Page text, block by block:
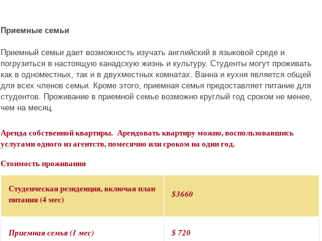
Приемные семьи
Приемный семьи дает возможность изучать английский в языковой среде и
погрузиться в настоящую канадскую жизнь и культуру. Студенты могут проживать
как в одноместных, так и в двухместных комнатах. Ванна и кухня является общей
для всех членов семьи. Кроме этого, приемная семья предоставляет питание для
студентов. Проживание в приемной семье возможно круглый год сроком не менее,
чем на месяц.
Аренда собственной квартиры. Арендовать квартиру можно, воспользовавшись
услугами одного из агентств, помесячно или сроком на один год.
Стоимость проживания
Студенческая резиденция, включая план
питания (4 мес)
$3660
Приемная семья (1 мес) $ 720